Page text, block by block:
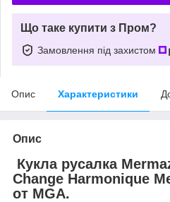
Що таке купити з Пром?
Замовлення під захистом
Опис Характеристики
Опис
Кукла русалка
Change Harmonique
от MGA.